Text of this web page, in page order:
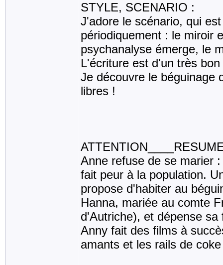
STYLE, SCENARIO :
J'adore le scénario, qui
périodiquement : le miroir
psychanalyse émerge, le
L'écriture est d'un très
Je découvre le béguinage
libres !
Anne refuse de se marier
fait peur à la population.
propose d'habiter au
Hanna, mariée au comte
d'Autriche), et dépense
Anny fait des films à
amants et les rails de